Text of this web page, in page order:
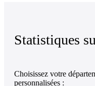
Statistiques
Choisissez votre
personnalisées :